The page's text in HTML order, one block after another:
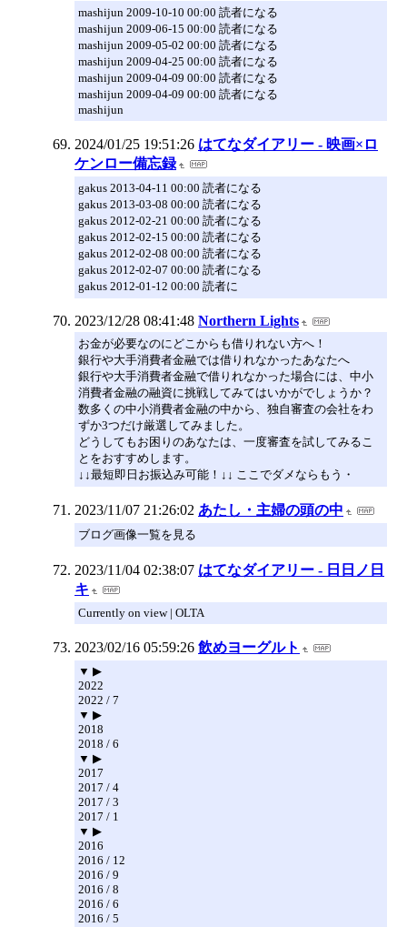
mashijun 2009-10-10 00:00 読者になる
mashijun 2009-06-15 00:00 読者になる
mashijun 2009-05-02 00:00 読者になる
mashijun 2009-04-25 00:00 読者になる
mashijun 2009-04-09 00:00 読者になる
mashijun 2009-04-09 00:00 読者になる
mashijun
2024/01/25 19:51:26 はてなダイアリー - 映画×ロ
ケンロー備忘録
gakus 2013-04-11 00:00 読者になる
gakus 2013-03-08 00:00 読者になる
gakus 2012-02-21 00:00 読者になる
gakus 2012-02-15 00:00 読者になる
gakus 2012-02-08 00:00 読者になる
gakus 2012-02-07 00:00 読者になる
gakus 2012-01-12 00:00 読者に
2023/12/28 08:41:48 Northern Lights
お金が必要なのにどこからも借りれない方へ！
銀行や大手消費者金融では借りれなかったあなたへ
銀行や大手消費者金融で借りれなかった場合には、中小
消費者金融の融資に挑戦してみてはいかがでしょうか？
数多くの中小消費者金融の中から、独自審査の会社をわ
ずか3つだけ厳選してみました。
どうしてもお困りのあなたは、一度審査を試してみるこ
とをおすすめします。
↓↓最短即日お振込み可能！↓↓ ここでダメならもう・
2023/11/07 21:26:02 あたし・主婦の頭の中
ブログ画像一覧を見る
2023/11/04 02:38:07 はてなダイアリー - 日日ノ日
キ
Currently on view | OLTA
2023/02/16 05:59:26 飲めヨーグルト
▼ ▶
2022
2022 / 7
▼ ▶
2018
2018 / 6
▼ ▶
2017
2017 / 4
2017 / 3
2017 / 1
▼ ▶
2016
2016 / 12
2016 / 9
2016 / 8
2016 / 6
2016 / 5